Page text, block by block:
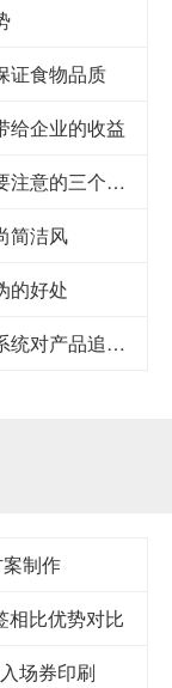
证食物品质
给企业的收益
宜昌纸袋包装定做-食品包装袋印刷需要注意的三个细节
简洁风
的好处
十堰防伪标签印刷-一物一码防伪溯源系统对产品追踪到底
制作
相比优势对比
场券印刷